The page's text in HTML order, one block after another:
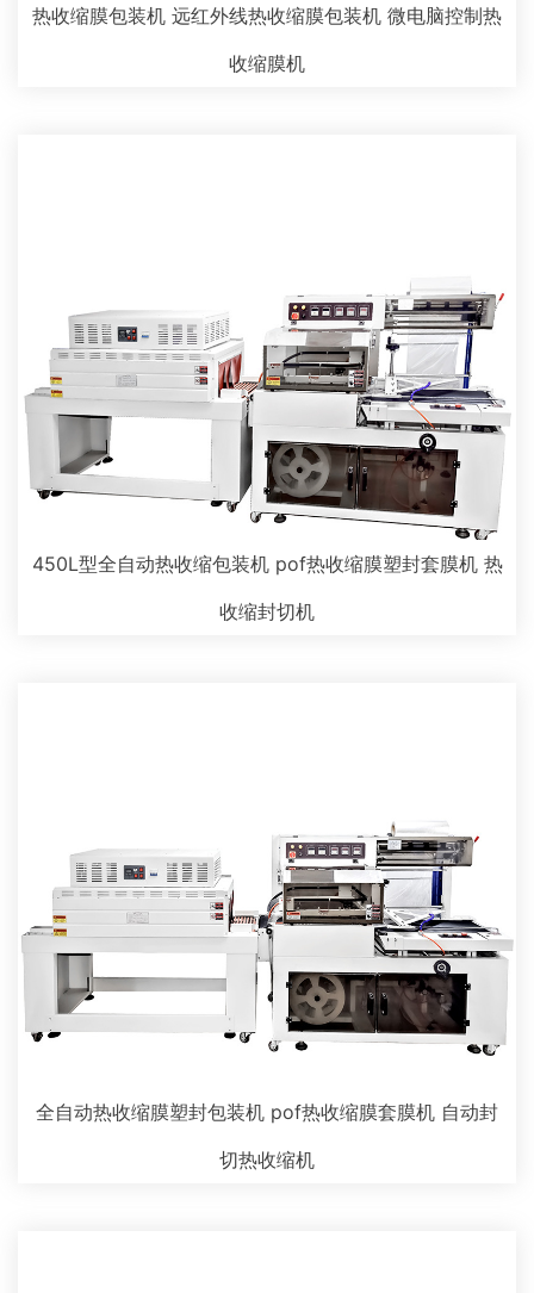
热收缩膜包装机 远红外线热收缩膜包装机 微电脑控制热
收缩膜机
450L型全自动热收缩包装机 pof热收缩膜塑封套膜机 热
收缩封切机
全自动热收缩膜塑封包装机 pof热收缩膜套膜机 自动封
切热收缩机